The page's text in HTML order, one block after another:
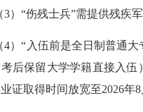
3）“伤残士兵”需提供残疾军
4）“入伍前是全日制普通
考后保留大学学籍直接入
证取得时间放宽至2026年